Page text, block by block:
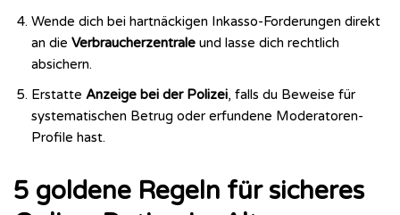
Wende dich bei hartnäckigen Inkasso-Forderungen direkt
an die Verbraucherzentrale und lasse dich rechtlich
absichern.
Erstatte Anzeige bei der Polizei, falls du Beweise für
systematischen Betrug oder erfundene Moderatoren-
Profile hast.
5 goldene Regeln für sicheres